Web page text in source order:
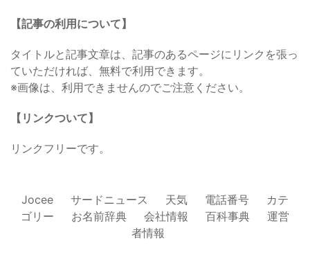
【記事の利用について】
タイトルと記事文章は、記事のあるページにリンクを張っ
ていただければ、無料で利用できます。
※画像は、利用できませんのでご注意ください。
【リンクついて】
リンクフリーです。
Jocee サードニュース 天気 電話番号
カテ
ゴリー
お名前辞典 会社情報 百科事典
運営
者情報